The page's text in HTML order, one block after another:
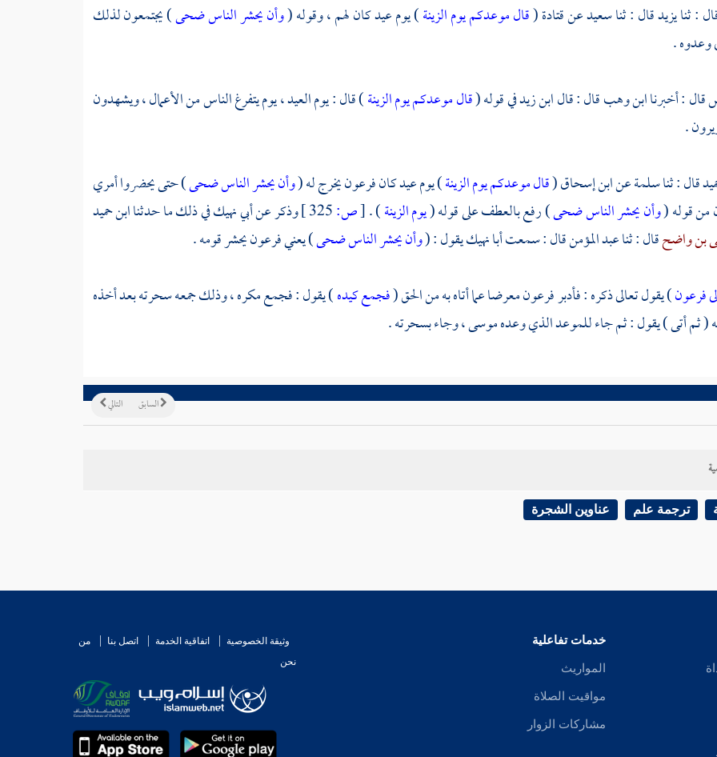
: ثنايزيدقال : ثناسعيدعنقتادة(قال موعدكم يوم الزينة) يوم عيد كان لهم ، وقوله (وأن يحشر الناس ضحى) يجتمعون لذلك
وعدوه .
قال : أخبرناابن وهبقال : قالابن زيدفي قوله (قال موعدكم يوم الزينة) قال : يوم العيد ، يوم يتفرغ الناس من الأعمال ، ويشهدون
.
قال : ثناسلمةعنابن إسحاق(قال موعدكم يوم الزينة) يوم عيد كانفرعونيخرج له (وأن يحشر الناس ضحى) حتى يحضروا أمري
من قوله (وأن يحشر الناس ضحى) رفع بالعطف على قوله (يوم الزينة) .
[ص: وذكر عنأبي نهيكفي ذلك ما حدثناابن حميد
بن واضحقال : ثناعبد المؤمنقال : سمعتأبا نهيكيقول : (وأن يحشر الناس ضحى) يعنيفرعونيحشر قومه .
فرعون) يقول تعالى ذكره : فأدبرفرعونمعرضا عما أتاه به من الحق (فجمع كيده) يقول : فجمع مكره ، وذلك جمعه سحرته بعد أخذه
( ثم أتى ) يقول : ثم جاء للموعد الذي وعدهموسى ،وجاء بسحرته .
التالي السابق
ترجمة علم عناوين الشجرة
خدمات تفاعلية
المواريث
مواقيت الصلاة
مشاركات الزوار
وثيقة الخصوصية اتفاقية الخدمة اتصل بنا
من
نحن